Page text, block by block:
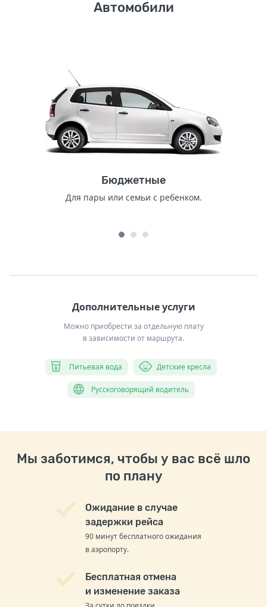
Автомобили
Бюджетные
Для пары или семьи с ребенком.
Дополнительные услуги
Можно приобрести за отдельную плату
в зависимости от маршрута.
Питьевая вода Детские кресла
Русскоговорящий водитель
Мы заботимся, чтобы у вас всё шло
по плану
Ожидание в случае
задержки рейса
90 минут бесплатного ожидания
в аэропорту.
Бесплатная отмена
и изменение заказа